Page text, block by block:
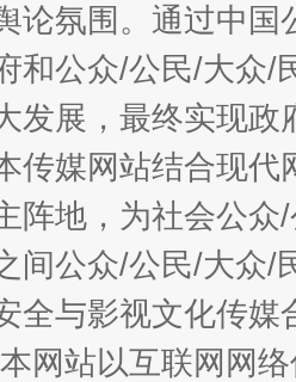
论氛围。通过中
和公众/公民/大众/
发展，最终实现
传媒网站结合现
阵地，为社会公
间公众/公民/大众/
全与影视文化传
网站以互联网网